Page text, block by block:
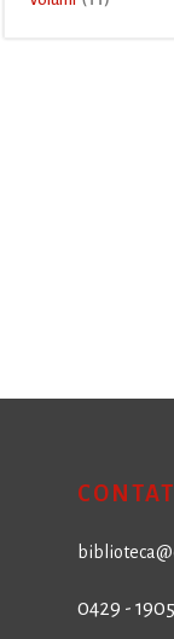
0429 -